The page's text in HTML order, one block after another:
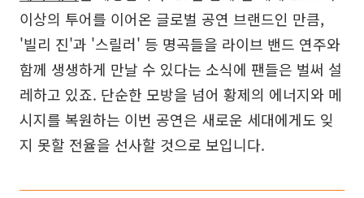
이상의 투어를 이어온 글로벌 공연 브랜드인 만큼,
'빌리 진'과 '스릴러' 등 명곡들을 라이브 밴드 연주와
함께 생생하게 만날 수 있다는 소식에 팬들은 벌써 설
레하고 있죠. 단순한 모방을 넘어 황제의 에너지와 메
시지를 복원하는 이번 공연은 새로운 세대에게도 잊
지 못할 전율을 선사할 것으로 보입니다.